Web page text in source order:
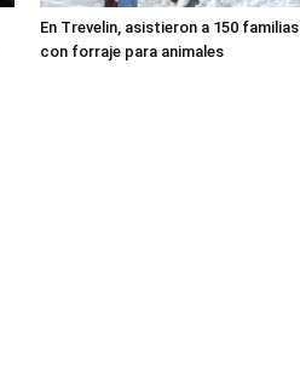
En Trevelin, asistieron a 150 familias
con forraje para animales